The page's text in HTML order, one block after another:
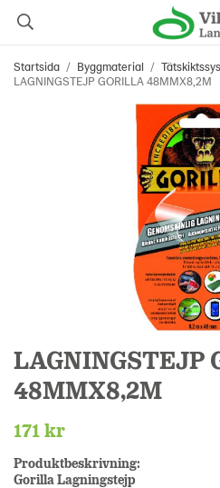
Startsida / Byggmaterial /
LAGNINGSTEJP GORILLA 48MMX8,2M
LAGNINGSTEJP
48MMX8,2M
171 kr
Produktbeskrivning:
Gorilla Lagningstejp